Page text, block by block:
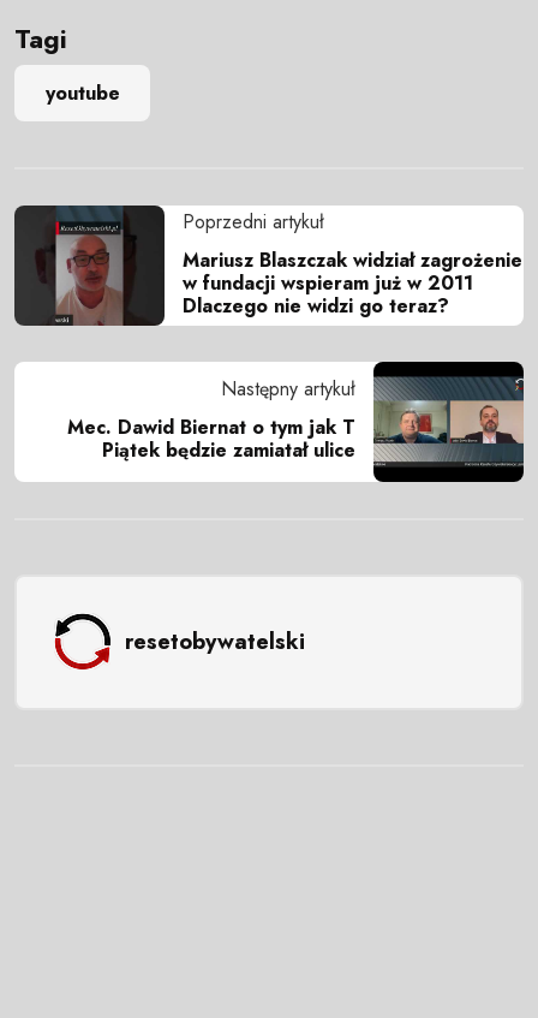
Tagi
youtube
Poprzedni artykuł
Mariusz Blaszczak widział zagrożenie
w fundacji wspieram już w 2011
Dlaczego nie widzi go teraz?
Następny artykuł
Mec. Dawid Biernat o tym jak T
Piątek będzie zamiatał ulice
resetobywatelski